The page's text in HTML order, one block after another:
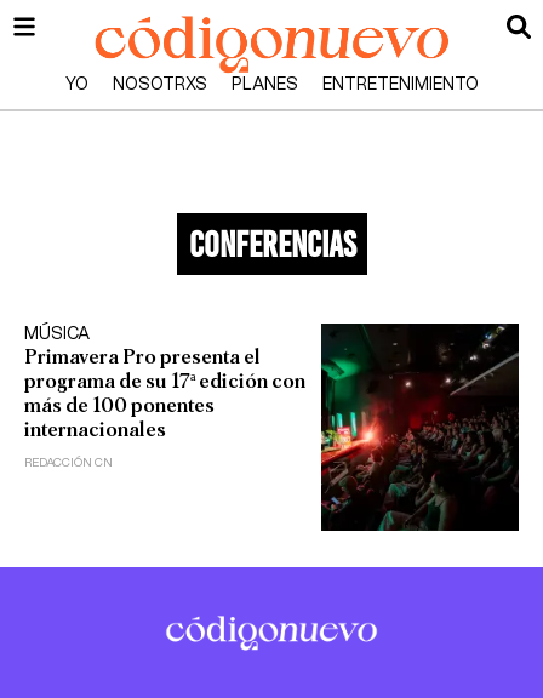
YO NOSOTRXS PLANES ENTRETENIMIENTO
conferencias
MÚSICA
Primavera Pro presenta el
programa de su 17ª edición con
más de 100 ponentes
internacionales
REDACCIÓN CN